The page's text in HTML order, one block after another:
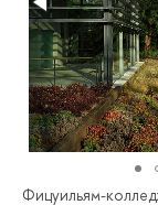
Фицуильям-